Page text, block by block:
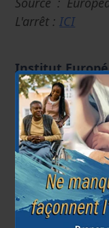
L'arrêt :ICI
Institut
24 janvier 2017
Article
←